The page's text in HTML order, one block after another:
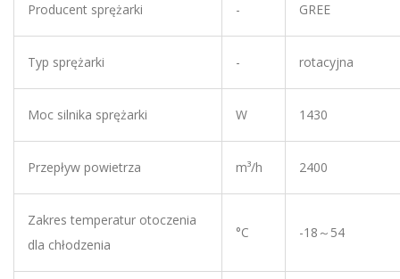
Producent sprężarki - GREE
Typ sprężarki - rotacyjna
Moc silnika sprężarki W 1430
Przepływ powietrza m³/h 2400
Zakres temperatur otoczenia
dla chłodzenia
°C -18～54